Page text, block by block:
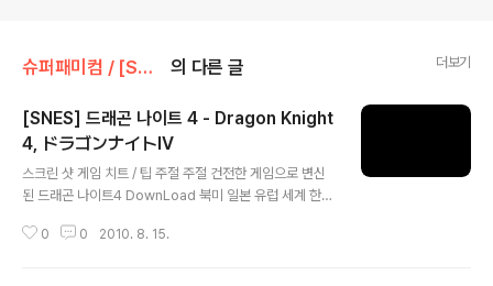
슈퍼패미컴 / [SNES] [SFC]/RPG 의 다른 글 더보기
[SNES] 드래곤 나이트 4 - Dragon Knight
4, ドラゴンナイトIV
스크린 샷 게임 치트 / 팁 주절 주절 건전한 게임으로 변신
된 드래곤 나이트4 DownLoad 북미 일본 유럽 세계 한국
C엔진/CD-ROM] - [PCE-CD] 드래곤 나이트 & 그라피
0 0 2010. 8. 15.